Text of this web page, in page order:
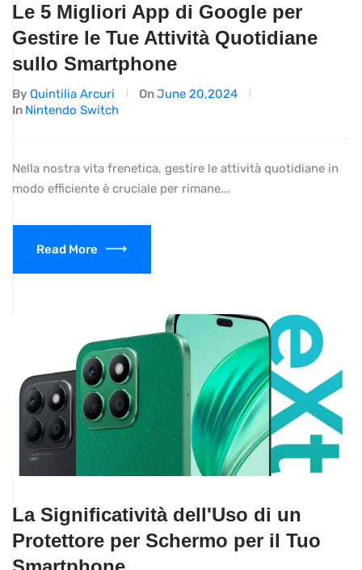
Le 5 Migliori App di Google per
Gestire le Tue Attività Quotidiane
sullo Smartphone
By Quintilia Arcuri OnJune 20,2024
In Nintendo Switch
Nella nostra vita frenetica, gestire le attività quotidiane in
modo efficiente è cruciale per rimane...
Read More
La Significatività dell'Uso di un
Protettore per Schermo per il Tuo